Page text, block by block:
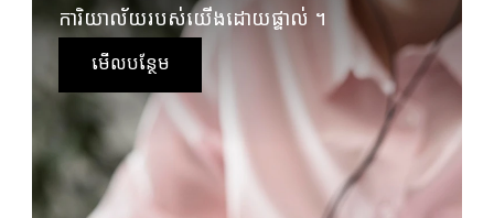
ការិយាល័យរបស់យើងដោយផ្ទាល់ ។
មើលបន្ថែម